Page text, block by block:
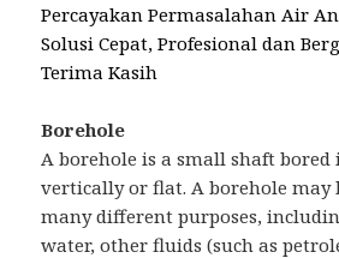
Percayakan Permasalahan Air
Solusi Cepat, Profesional dan
Terima Kasih
Borehole
A borehole is a small shaft
vertically or flat. A borehole may
many different purposes,
water, other fluids (such as